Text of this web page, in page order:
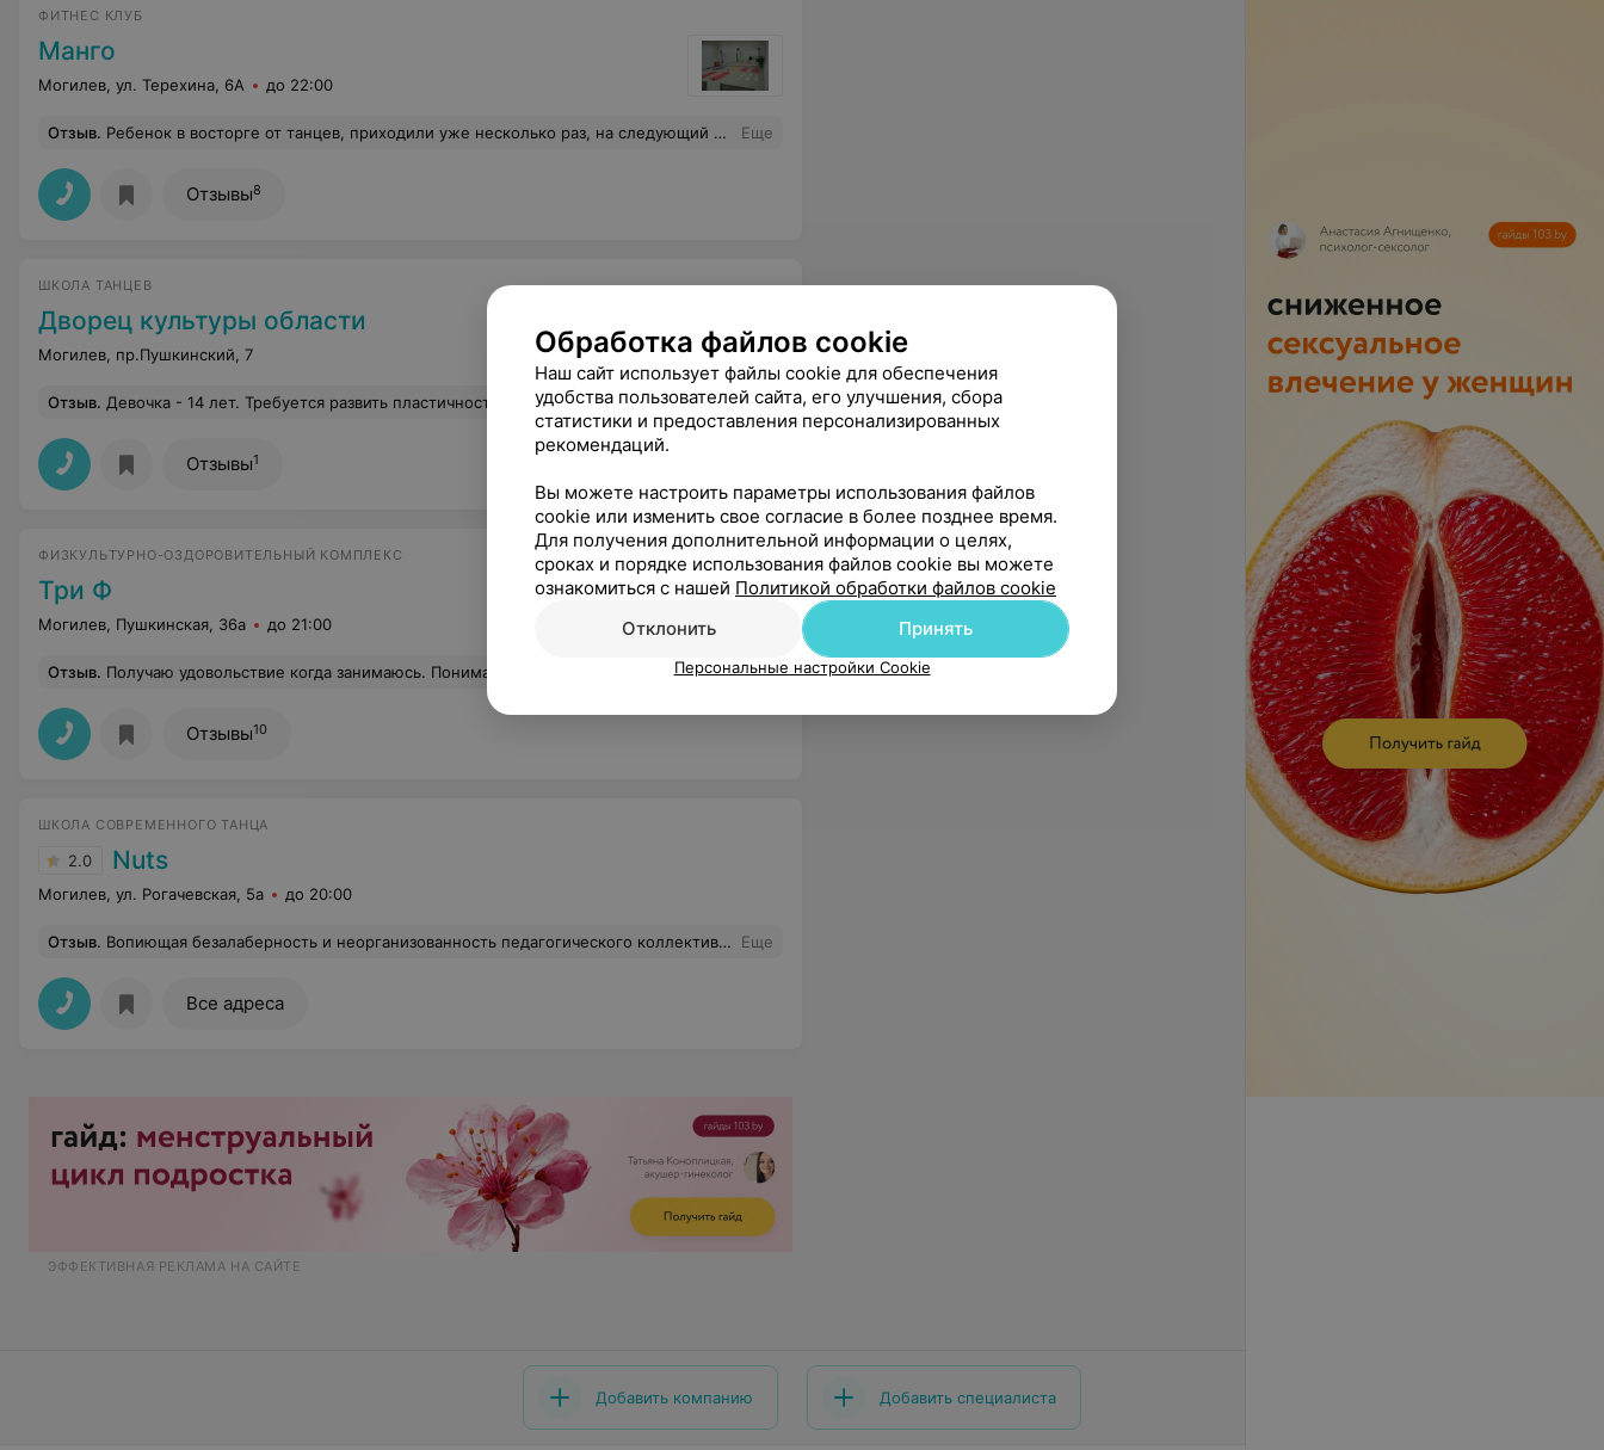
ФИТНЕС КЛУБ
Манго
Могилев, ул. Терехина, 6А до 22:00
Отзыв. Ребенок в восторге от танцев, приходили уже несколько раз, на следующий месяц сразу взяли абонемент. Оставались посмотреть сами и еще несколько родителей- всем очень понравилось. Внимательное отношение со стороны администрации, новый зал, и все это рядом с домом, ну чего еще можно ожидать? Спасибо! Продолжайте в том же духе! Еще
Отзывы8
ШКОЛА ТАНЦЕВ
Дворец культуры области
Могилев, пр.Пушкинский, 7
Отзыв. Девочка - 14 лет. Требуется развить пластичность. Чем можно заняться? Время и дни? Стоимость? Еще
Отзывы1
ФИЗКУЛЬТУРНО-ОЗДОРОВИТЕЛЬНЫЙ КОМПЛЕКС
Три Ф
Могилев, Пушкинская, 36а до 21:00
Отзыв. Получаю удовольствие когда занимаюсь. Понимаю сколько людей столько и мнений. Есть люди которым Три Ф не нравится по тем или иным причинам. Кому-то не хватило душевной теплоты, кому-то воды и т.д. Мне хватает всего и теплоты, и профессионализма, и воды. А самое главное это драйф, когда ты понимаешь, что у тебя все получается. Спасибо клубу за это. Еще
Отзывы10
ШКОЛА СОВРЕМЕННОГО ТАНЦА
2.0 Nuts
Могилев, ул. Рогачевская, 5а до 20:00
Отзыв. Вопиющая безалаберность и неорганизованность педагогического коллектива!!! Нам 3 годика, записались на занятие, в указанный день и время привезли малышку на танцы, а там еще таких же 4 карапузика. И вот ждали мы хореографа, ждали и так и не дождались. Через 30 мин нашего ожидания позвонили по тел указанному на сайте, на что получили ответ, что преподаватель как бы должен был придти, ну раз не пришел, ничем помочь нам не могут и положили трубку. Не понимаю, зачем записывать на урок, тем более таких маленьких деток, а потом пропускать занятие даже не сообщив, что занятия не будет. По итогу весь вечер утирала слезы малышке, с попыткой объяснить, что запишемся в другую школу и там точно будем танцевать. Моя оценка 0 из 10. Школу однозначно не советую!!!! Еще
Все адреса
ЭФФЕКТИВНАЯ РЕКЛАМА НА САЙТЕ
Добавить компанию Добавить специалиста
Обработка файлов cookie
Наш сайт использует файлы cookie для обеспечения
удобства пользователей сайта, его улучшения, сбора
статистики и предоставления персонализированных
рекомендаций.
Вы можете настроить параметры использования файлов
cookie или изменить свое согласие в более позднее время.
Для получения дополнительной информации о целях,
сроках и порядке использования файлов cookie вы можете
ознакомиться с нашей Политикой обработки файлов cookie
Отклонить
Принять
Персональные настройки Cookie